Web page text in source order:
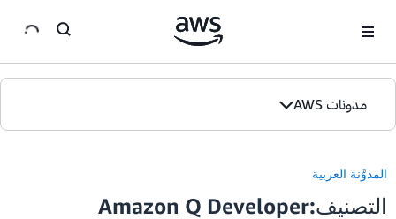
مدونات AWS
الصفحة الرئيسية
الإصدارات
المدوَّنة العربية
التصنيف:Amazon Q Developer